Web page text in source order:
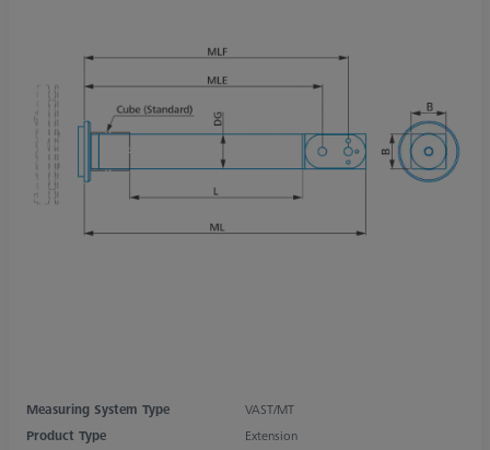
Measuring System Type
VAST/MT
Product Type
Extension